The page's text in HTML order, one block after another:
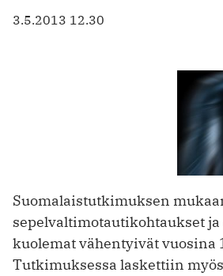
3.5.2013 12.30
Suomalaistutkimuksen
sepelvaltimotautikohtaukset
kuolemat vähentyivät vuosina
Tutkimuksessa laskettiin